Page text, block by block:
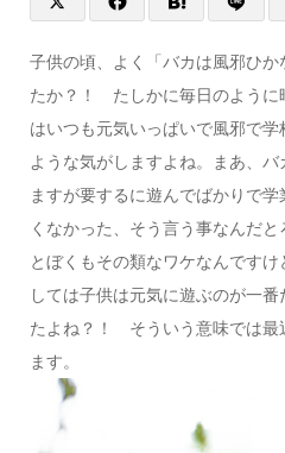
子供の頃、よく「バカは風邪ひ
たか？！ たしかに毎日のように
はいつも元気いっぱいで風邪で
ような気がしますよね。まあ、
ますが要するに遊んでばかりで
くなかった、そう言う事なんだ
とぼくもその類なワケなんです
しては子供は元気に遊ぶのが一
たよね？！ そういう意味では最
ます。